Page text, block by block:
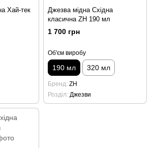
Хай-тек
Джезва мідна Східна
класична ZH 190 мл
1 700 грн
Об'єм виробу
190 мл 320 мл
Бренд ZH
Розділ Джезви